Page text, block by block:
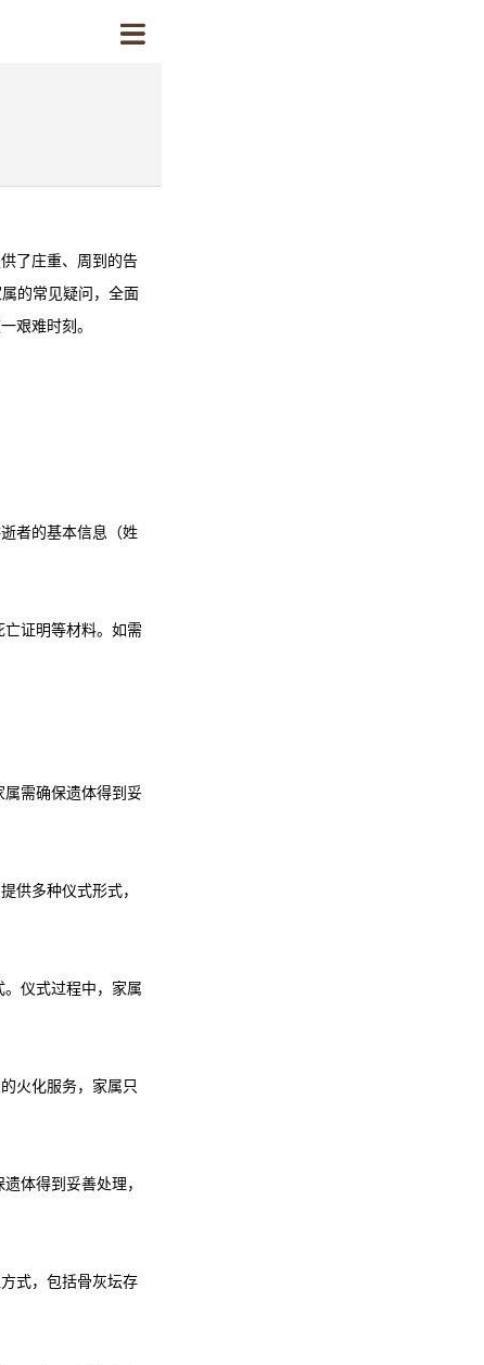
了庄重、周到的告
的常见疑问，全面
艰难时刻。
者的基本信息（姓
证明等材料。如需
需确保遗体得到妥
供多种仪式形式，
仪式过程中，家属
火化服务，家属只
体得到妥善处理，
式，包括骨灰坛存